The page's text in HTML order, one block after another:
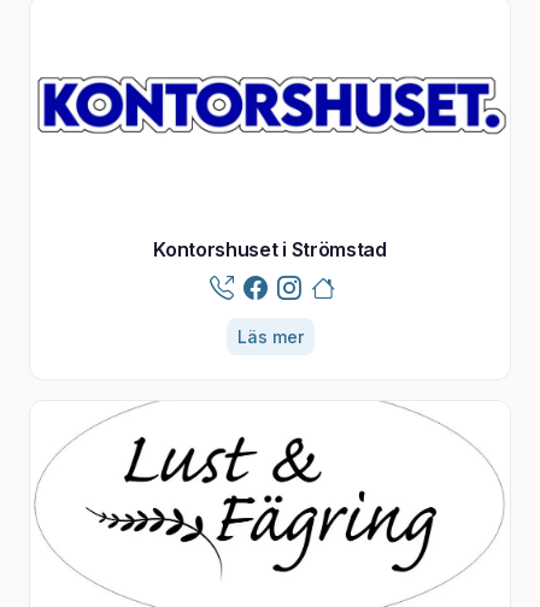
Kontorshuset i Strömstad
Läs mer